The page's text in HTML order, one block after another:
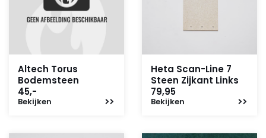
Altech Torus
Bodemsteen
45,-
Bekijken
Heta Scan-Line 7
Steen Zijkant Links
79,95
Bekijken